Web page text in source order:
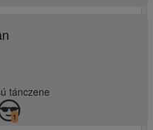
tánczene
1